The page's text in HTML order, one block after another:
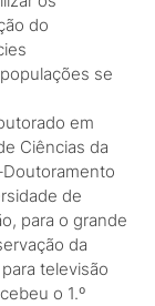
do
se
em
Ciências da
de
para o grande
da
televisão
o 1.º